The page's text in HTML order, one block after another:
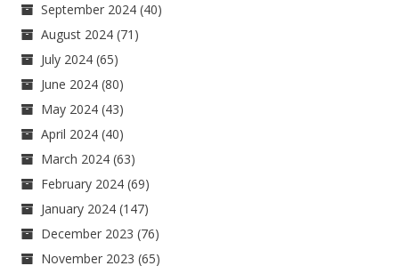
September 2024 (40)
August 2024 (71)
July 2024 (65)
June 2024 (80)
May 2024 (43)
April 2024 (40)
March 2024 (63)
February 2024 (69)
January 2024 (147)
December 2023 (76)
November 2023 (65)